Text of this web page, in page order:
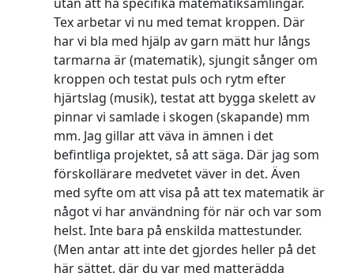
Tex arbetar vi nu med temat kroppen. Där
har vi bla med hjälp av garn mätt hur långs
tarmarna är (matematik), sjungit sånger om
kroppen och testat puls och rytm efter
hjärtslag (musik), testat att bygga skelett av
pinnar vi samlade i skogen (skapande) mm
mm. Jag gillar att väva in ämnen i det
befintliga projektet, så att säga. Där jag som
förskollärare medvetet väver in det. Även
med syfte om att visa på att tex matematik är
något vi har användning för när och var som
helst. Inte bara på enskilda mattestunder.
(Men antar att inte det gjordes heller på det
här sättet, där du var med matterädda